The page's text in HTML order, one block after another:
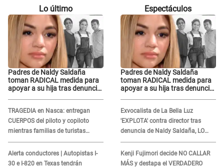
Lo último
Padres de Naldy Saldaña
toman RADICAL medida para
apoyar a su hija tras denuncia
quedar así"
TRAGEDIA en Nasca: entregan
CUERPOS del piloto y copiloto
mientras familias de turistas
esperan identificación
Alerta conductores | Autopistas I-
30 e I-820 en Texas tendrán
Espectáculos
Padres de Naldy Saldaña
toman RADICAL medida para
apoyar a su hija tras denuncia
quedar así"
Exvocalista de La Bella Luz
'EXPLOTA' contra director tras
denuncia de Naldy Saldaña, LO
INSULTA y lanza GRAVE
advertencia: "Falta que rueden dos
cabezas más"
Kenji Fujimori decide NO CALLAR
MÁS y destapa el VERDADERO